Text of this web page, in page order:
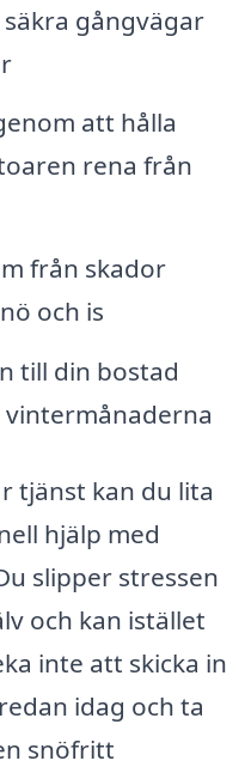
gångvägar
att hålla
rena från
från skador
och is
till din bostad
tjänst kan du lita
hjälp med
slipper stressen
och kan istället
inte att skicka in
idag och ta
snöfritt